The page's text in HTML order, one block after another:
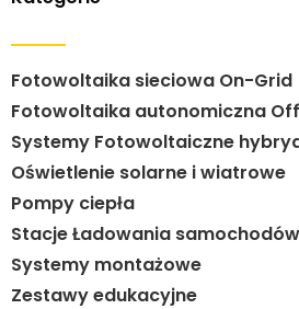
Fotowoltaika sieciowa On-Grid
Fotowoltaika autonomiczna
Systemy Fotowoltaiczne
Oświetlenie solarne i wiatrowe
Pompy ciepła
Stacje Ładowania samochodów
Systemy montażowe
Zestawy edukacyjne